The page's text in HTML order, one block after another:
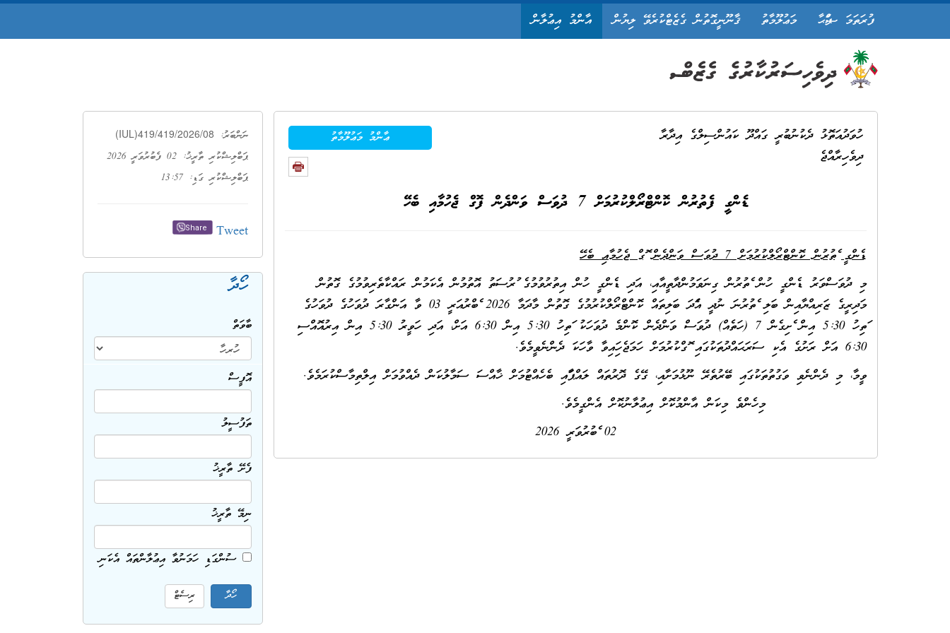
ފުރަތަމަ ޞަފްޙާ މަޢުލޫމާތު ޤާނޫނީގޮތުން ގެޒެޓްކުރެވޭ ލިޔުން އާންމު އިޢުލާން
ޢާންމު މަޢުލޫމާތު
ހުވަދުއަތޮޅު ދެކުނުބުރީ ގައްދޫ ކައުންސިލްގެ އިދާރާ
ދިވެހިރާއްޖެ
ޑެންގީ ފެތުރުން ކޮންޓްރޯލްކުރުމަށް 7 ދުވަސް ވަންދެން ފޮގް ޖެހުމާއި ބެހޭ
ޑެންގީ ފެތުރުން ކޮންޓްރޯލްކުރުމަށް 7 ދުވަސް ވަންދެން ފޮގް ޖެހުމާއި ބެހޭ
މި ދުވަސްވަރު ޑެންގީ ހުން ފެތުރުން ގިނަވަމުންދާތީއާއި، އަދި ޑެންގީ ހުން އިތުރުވުމުގެ ފުރުސަތު އޮތުމުން އެކަމުން ރައްކާތެރިވުމުގެ ގޮތުން
މަދިރީގެ ޒަރިއްޔާއިން ބަލި ފެތުރުނަ ނުދީ އެފަދަ ބަލިތައް ކޮންޓްރޯލްކުރުމުގެ ގޮތުން މާދަމާ 2026 ފެބްރުއަރީ 03 ވާ އަންގާރަ ދުވަހުގެ ދުވަހުގެ
ފަތިހު 5:30 އިން ފެށިގެން 7 (ހަތެއް) ދުވަސް ވަންދެން ކޮންމެ ދުވަހަކު ފަތިހު 5:30 އިން 6:30 އަށް، އަދި ހަވީރު 5:30 އިން އިރުއޮއްސި
6:30 އަށް ރަށުގެ އެކި ސަރަޙައްދުތަކުގައި ފޮގްކުރުމަށް ހަމަޖެހިފައިވާ ވާހަކަ ދެންނެވީމެވެ.
ވީމާ، މި ދެންނެވި ވަގުތުތަކުގައި ބޭރުތެރޭ ނޫޅުމަށާއި، ގޭގެ ދޮރުތައް ލައްޕާފައި ބެހެއްޓުމަށް ޚާއްސަ ސަމާލުކަން ދެއްވުމަށް އިލްތިމާސްކުރަމެވެ.
މިހެންވެ މިކަން އާންމުކޮށް އިޢުލާނުކޮށް އެންގީމެވެ.
02 ފެބުރުވަރީ 2026
ނަންބަރު: (IUL)419/419/2026/08
ޕަބްލިޝްކުރި ތާރީޚު: 02 ފެބުރުވަރީ 2026
ޕަބްލިޝްކުރި ގަޑި: 13:57
Tweet
Share
ހޯދާ
ބާވަތް
އޮފީސް
ތަފުސީލު
ފެށޭ ތާރީޚު
ނިމޭ ތާރީޚު
ސުންގަޑި ހަމަނުވާ އިޢުލާންތައް އެކަނި